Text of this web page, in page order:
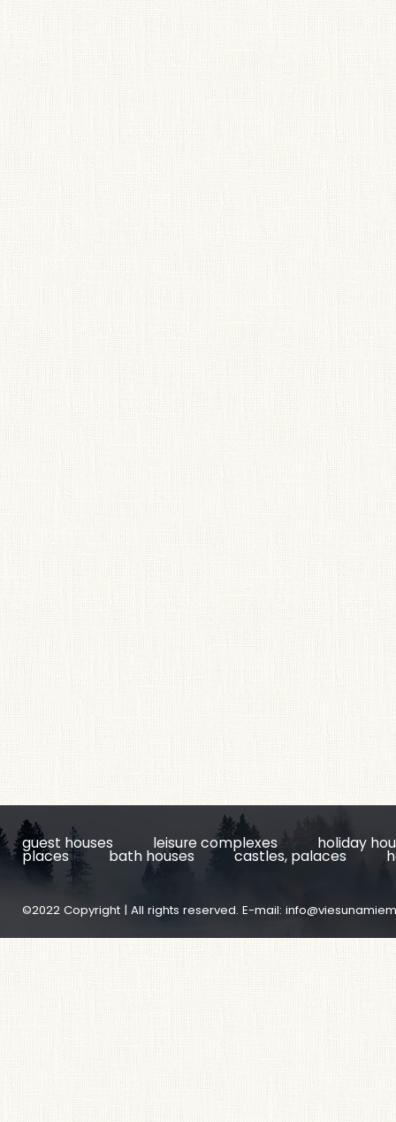
guest houses leisure complexes holiday
places bath houses castles, palaces
©2022 Copyright | All rights reserved. E-mail: